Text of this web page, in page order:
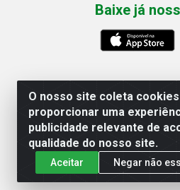
O nosso site coleta
proporcionar uma
publicidade relevante de
qualidade do nosso site.
Aceitar Negar não
Baixe já